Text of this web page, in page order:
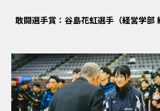
敢闘選手賞：谷島花虹選手（経営学部